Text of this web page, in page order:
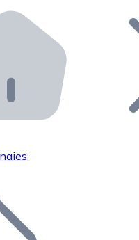
automatiques
un ATM Bitnovo dans
notre API dans votre
notre réseau de
le token de votre projet